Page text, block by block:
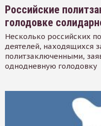
Российские
голодовке
Несколько российских
деятелей, находящихся
политзаключенными,
однодневную голодовку